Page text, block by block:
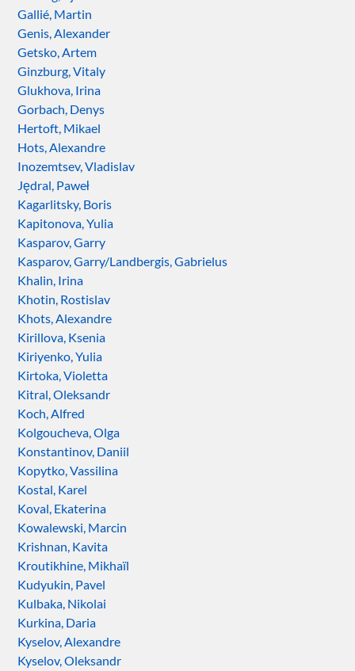
Gallié, Martin
Genis, Alexander
Getsko, Artem
Ginzburg, Vitaly
Glukhova, Irina
Gorbach, Denys
Hertoft, Mikael
Hots, Alexandre
Inozemtsev, Vladislav
Jędral, Paweł
Kagarlitsky, Boris
Kapitonova, Yulia
Kasparov, Garry
Kasparov, Garry/Landbergis, Gabrielus
Khalin, Irina
Khotin, Rostislav
Khots, Alexandre
Kirillova, Ksenia
Kiriyenko, Yulia
Kirtoka, Violetta
Kitral, Oleksandr
Koch, Alfred
Kolgoucheva, Olga
Konstantinov, Daniil
Kopytko, Vassilina
Kostal, Karel
Koval, Ekaterina
Kowalewski, Marcin
Krishnan, Kavita
Kroutikhine, Mikhaïl
Kudyukin, Pavel
Kulbaka, Nikolai
Kurkina, Daria
Kyselov, Alexandre
Kyselov, Oleksandr